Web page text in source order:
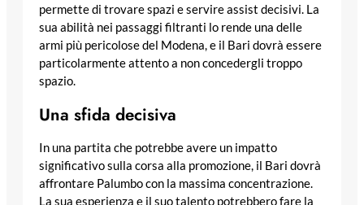
permette di trovare spazi e servire assist decisivi. La
sua abilità nei passaggi filtranti lo rende una delle
armi più pericolose del Modena, e il Bari dovrà essere
particolarmente attento a non concedergli troppo
spazio.
Una sfida decisiva
In una partita che potrebbe avere un impatto
significativo sulla corsa alla promozione, il Bari dovrà
affrontare Palumbo con la massima concentrazione.
La sua esperienza e il suo talento potrebbero fare la